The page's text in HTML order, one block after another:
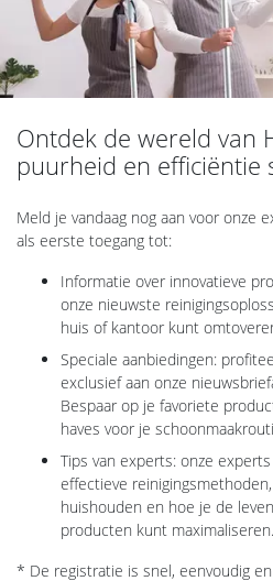
Ontdek de wereld van
puurheid en efficiëntie
Meld je vandaag nog aan voor onze
als eerste toegang tot:
Informatie over innovatieve
onze nieuwste
huis of kantoor kunt
Speciale aanbiedingen:
exclusief aan onze
Bespaar op je favoriete
haves voor je
Tips van experts: onze
effectieve
huishouden en hoe je de
producten kunt maximaliseren.
* De registratie is snel, eenvoudig